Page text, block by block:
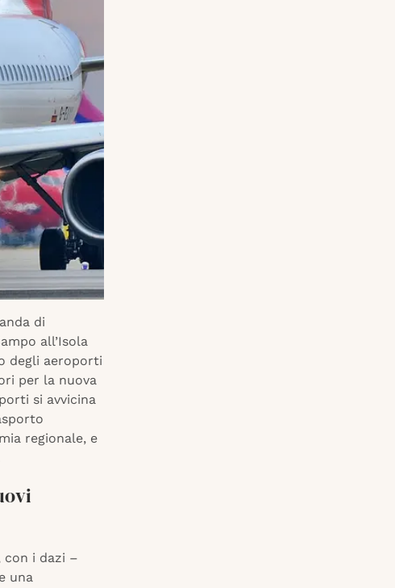
di
all’Isola
degli aeroporti
per la nuova
si avvicina
regionale, e
con i dazi –
una